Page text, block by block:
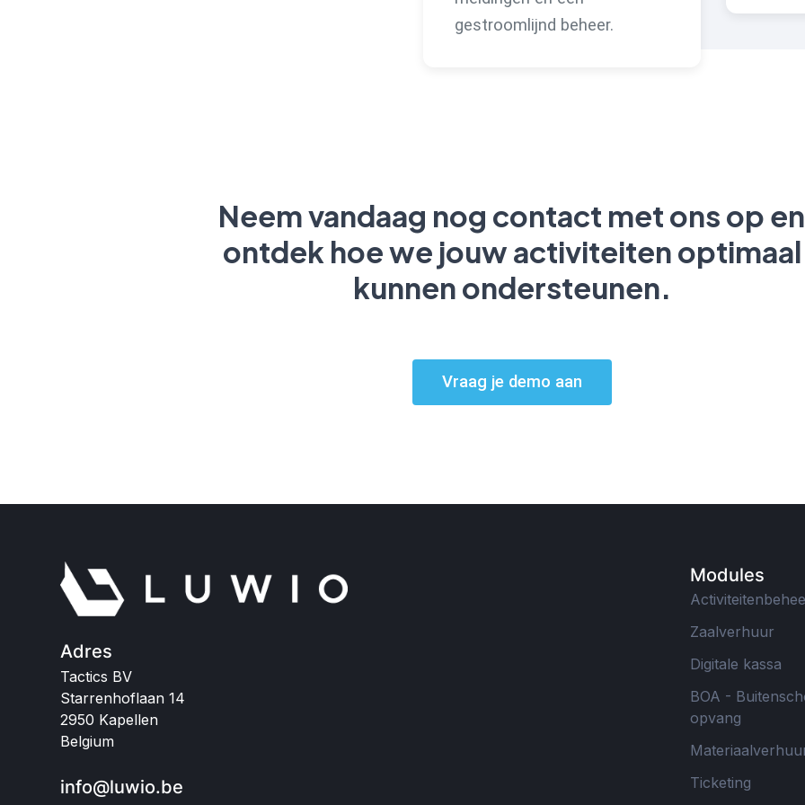
gestroomlijnd beheer.
Neem vandaag nog contact met ons op en
ontdek hoe we jouw activiteiten optimaal
kunnen ondersteunen.
Vraag je demo aan
Adres
Tactics BV
Starrenhoflaan 14
2950 Kapellen
Belgium
info@luwio.be
Modules
Zaalverhuur
Digitale kassa
BOA -
opvang
Ticketing